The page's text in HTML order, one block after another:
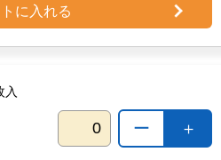
に入れる
入
＋
ー